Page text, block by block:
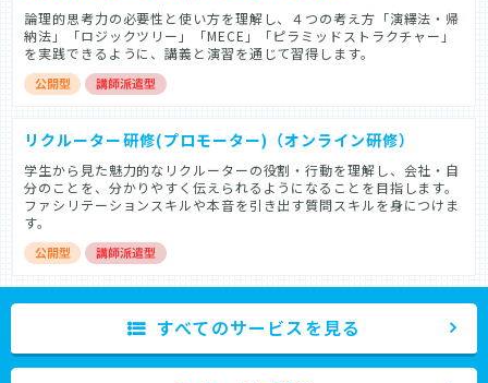
論理的思考力の必要性と使い方を理解し、４つの考え方「演繹法・帰
納法」「ロジックツリー」「MECE」「ピラミッドストラクチャー」
を実践できるように、講義と演習を通じて習得します。
リクルーター研修(プロモーター)（オンライン研修）
学生から見た魅力的なリクルーターの役割・行動を理解し、会社・自
分のことを、分かりやすく伝えられるようになることを目指します。
ファシリテーションスキルや本音を引き出す質問スキルを身につけま
す。
すべてのサービスを見る